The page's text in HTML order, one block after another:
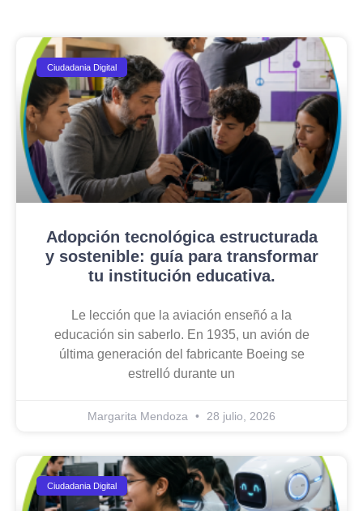
Ciudadania Digital
Adopción tecnológica estructurada
y sostenible: guía para transformar
tu institución educativa.
Le lección que la aviación enseñó a la
educación sin saberlo. En 1935, un avión de
última generación del fabricante Boeing se
estrelló durante un
Margarita Mendoza 28 julio, 2026
Ciudadania Digital